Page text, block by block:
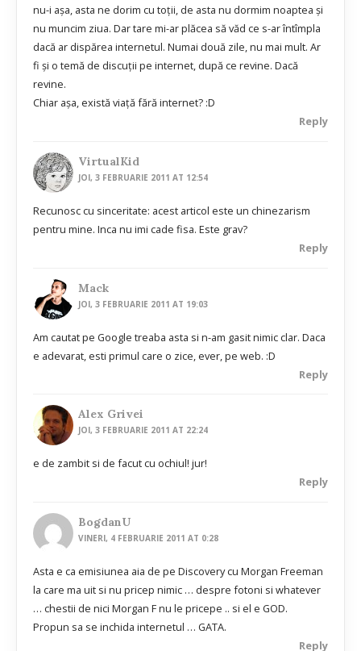
nu-i aşa, asta ne dorim cu toţii, de asta nu dormim noaptea şi
nu muncim ziua. Dar tare mi-ar plăcea să văd ce s-ar întîmpla
dacă ar dispărea internetul. Numai două zile, nu mai mult. Ar
fi şi o temă de discuţii pe internet, după ce revine. Dacă
revine.
Chiar aşa, există viaţă fără internet? :D
Reply
VirtualKid
JOI, 3 FEBRUARIE 2011 AT 12:54
Recunosc cu sinceritate: acest articol este un chinezarism
pentru mine. Inca nu imi cade fisa. Este grav?
Reply
Mack
JOI, 3 FEBRUARIE 2011 AT 19:03
Am cautat pe Google treaba asta si n-am gasit nimic clar. Daca
e adevarat, esti primul care o zice, ever, pe web. :D
Reply
Alex Grivei
JOI, 3 FEBRUARIE 2011 AT 22:24
e de zambit si de facut cu ochiul! jur!
Reply
BogdanU
VINERI, 4 FEBRUARIE 2011 AT 0:28
Asta e ca emisiunea aia de pe Discovery cu Morgan Freeman
la care ma uit si nu pricep nimic … despre fotoni si whatever
… chestii de nici Morgan F nu le pricepe .. si el e GOD.
Propun sa se inchida internetul … GATA.
Reply